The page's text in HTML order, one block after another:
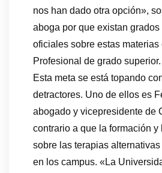
nos han dado otra opción»,
aboga por que existan
oficiales sobre estas materias
Profesional de grado superior.
Esta meta se está topando
detractores. Uno de ellos es
abogado y vicepresidente de
contrario a que la formación y
sobre las terapias
en los campus. «La